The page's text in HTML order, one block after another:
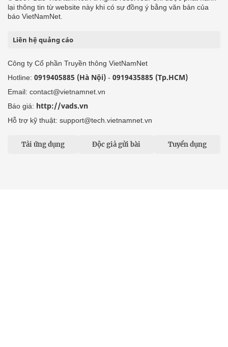
lại thông tin từ website này khi có sự đồng ý bằng văn bản của
báo VietNamNet.
Liên hệ quảng cáo
Công ty Cổ phần Truyền thông VietNamNet
Hotline: 0919405885 (Hà Nội) - 0919435885 (Tp.HCM)
Email: contact@vietnamnet.vn
Báo giá: http://vads.vn
Hỗ trợ kỹ thuật: support@tech.vietnamnet.vn
Tải ứng dụng Độc giả gửi bài Tuyển dụng